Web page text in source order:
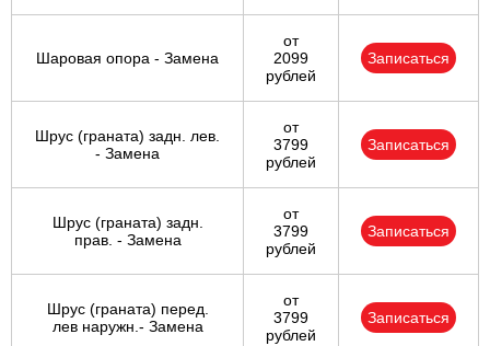
Шаровая опора - Замена
от
2099
рублей
Записаться
Шрус (граната) задн. лев.
- Замена
от
3799
рублей
Записаться
Шрус (граната) задн.
прав. - Замена
от
3799
рублей
Записаться
Шрус (граната) перед.
лев наружн.- Замена
от
3799
рублей
Записаться